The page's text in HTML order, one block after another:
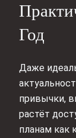
Год
Даже
привычки,
растёт
планам как